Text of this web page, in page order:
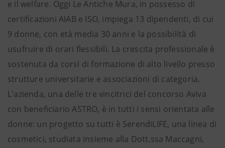
e il welfare. Oggi Le Antiche Mura, in possesso di
certificazioni AIAB e ISO, impiega 13 dipendenti, di cui
9 donne, con età media 30 anni e la possibilità di
usufruire di orari flessibili. La crescita professionale è
sostenuta da corsi di formazione di alto livello presso
strutture universitarie e associazioni di categoria.
L'azienda, una delle tre vincitrici del concorso Aviva
con beneficiario ASTRO, è in tutti i sensi orientata alle
donne: un progetto su tutti è SerendiLIFE, una linea di
cosmetici, studiata insieme alla Dott.ssa Maccagni,